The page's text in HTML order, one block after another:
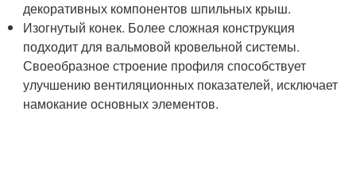
декоративных компонентов шпильных крыш.
Изогнутый конек. Более сложная конструкция
подходит для вальмовой кровельной системы.
Своеобразное строение профиля способствует
улучшению вентиляционных показателей, исключает
намокание основных элементов.